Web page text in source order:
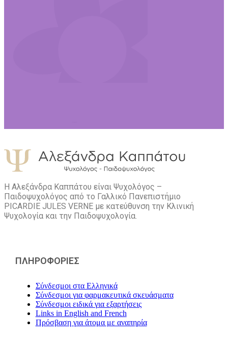
Η Αλεξάνδρα Καππάτου είναι Ψυχολόγος –
Παιδοψυχολόγος από το Γαλλικό Πανεπιστήμιο
PICARDIE JULES VERNE με κατεύθυνση την Kλινική
Ψυχολογία και την Παιδοψυχολογία.
ΠΛΗΡΟΦΟΡΙΕΣ
Σύνδεσμοι στα Ελληνικά
Σύνδεσμοι για φαρμακευτικά σκευάσματα
Σύνδεσμοι ειδικά για εξαρτήσεις
Links in English and French
Πρόσβαση για άτομα με αναπηρία